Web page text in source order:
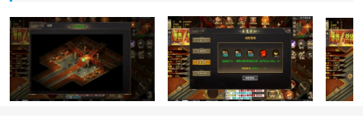
4.游戏中设置了丰富多样的关卡，包括森林、沙漠、洞穴
等多个场景，每个关卡都有独特的怪物和任务等待玩家
的挑战。